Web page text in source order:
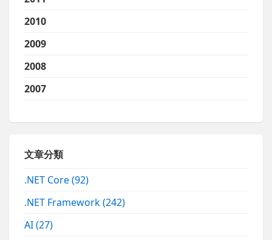
2010
2009
2008
2007
文章分類
.NET Core(92)
.NET Framework(242)
AI(27)